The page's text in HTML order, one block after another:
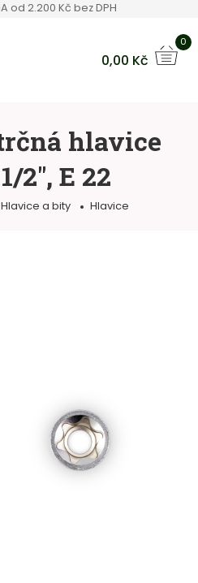
od 2.200 Kč bez DPH
0,00 Kč
0
nářadí
a bity
Klíče
vozíky
sortiment
hlavice
2", E 22
Hlavice a bity Hlavice